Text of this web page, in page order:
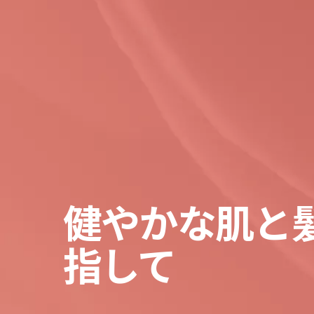
健やかな肌と
指して